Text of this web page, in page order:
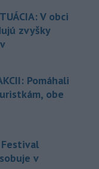
V obci
zvyšky
Pomáhali
obe
Festival
v